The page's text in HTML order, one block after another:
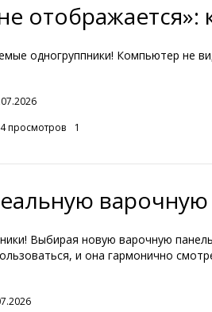
отображается»:
одногруппники! Компьютер не
просмотров 1
Выбирая новую варочную
и она гармонично